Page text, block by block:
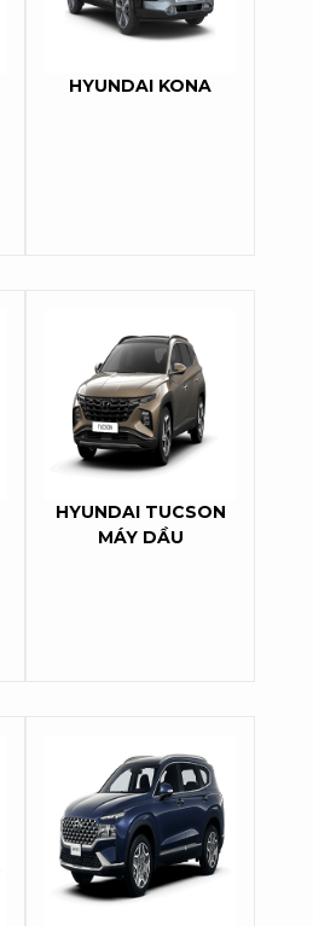
HYUNDAI KONA
HYUNDAI TUCSON
MÁY DẦU